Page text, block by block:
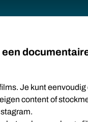
Je kunt eenvoudig
content of